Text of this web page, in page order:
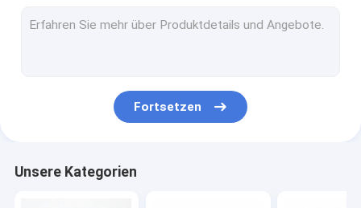
Teile für Kraftfahrzeuggetriebe
Fortsetzen
Unsere Kategorien